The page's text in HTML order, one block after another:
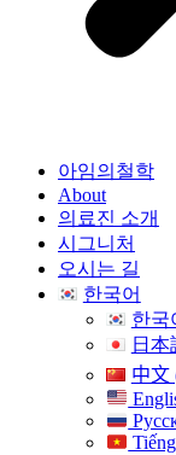
아임의철학
About
의료진 소개
시그니처
오시는 길
한국어
한국
日本
中文